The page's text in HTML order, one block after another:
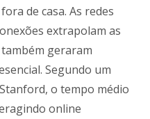
de casa. As redes
extrapolam as
geraram
Segundo um
o tempo médio
online